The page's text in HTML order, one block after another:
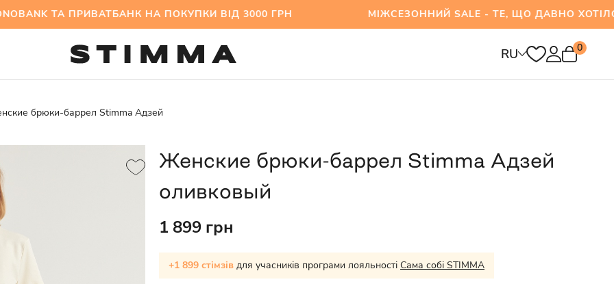
ТА ПРИВАТБАНК НА ПОКУПКИ ВІД 3000 ГРН МІЖСЕЗОННИЙ SALE - ТЕ, ЩО ДАВНО
RU 0
брюки-баррел Stimma Адзей
Женские брюки-баррел Stimma Адзей
оливковый
1 899 грн
+1 899 стімзів для учасників програми лояльності Сама собі STIMMA